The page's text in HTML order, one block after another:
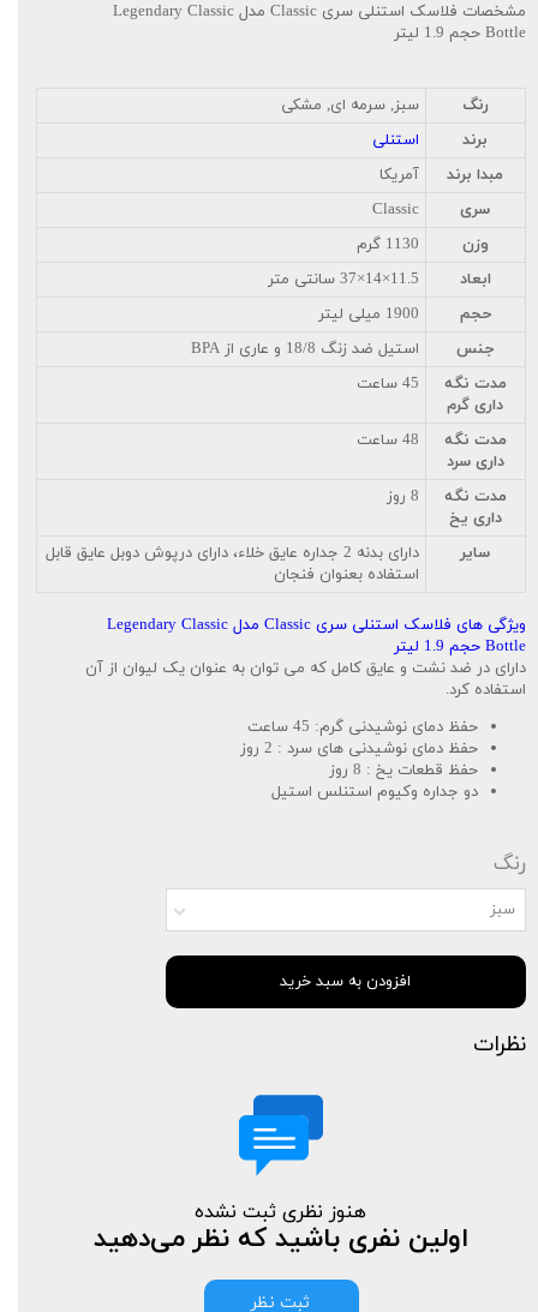
مشخصات فلاسک استنلی سری Classic مدل Legendary Classic
Bottle حجم 1.9 لیتر
رنگ
سبز, سرمه ای, مشکی
برند
استنلی
مبدا برند
آمریکا
سری
Classic
وزن
1130 گرم
ابعاد
11.5×14×37 سانتی متر
حجم
1900 میلی لیتر
جنس
استیل ضد زنگ 18/8 و عاری از BPA
مدت نگه
داری گرم
45 ساعت
مدت نگه
داری سرد
48 ساعت
مدت نگه
داری یخ
8 روز
سایر
دارای بدنه 2 جداره عایق خلاء، دارای درپوش دوبل عایق قابل
استفاده بعنوان فنجان
ویژگی های فلاسک استنلی سری Classic مدل Legendary Classic
Bottle حجم 1.9 لیتر
دارای در ضد نشت و عایق کامل که می توان به عنوان یک لیوان از آن
استفاده کرد.
حفظ دمای نوشیدنی گرم: 45 ساعت
حفظ دمای نوشیدنی های سرد : 2 روز
حفظ قطعات یخ : 8 روز
دو جداره وکیوم استنلس استیل
رنگ
سبز
افزودن به سبد خرید
نظرات
هنوز نظری ثبت نشده
اولین نفری باشید که نظر می‌دهید
ثبت نظر